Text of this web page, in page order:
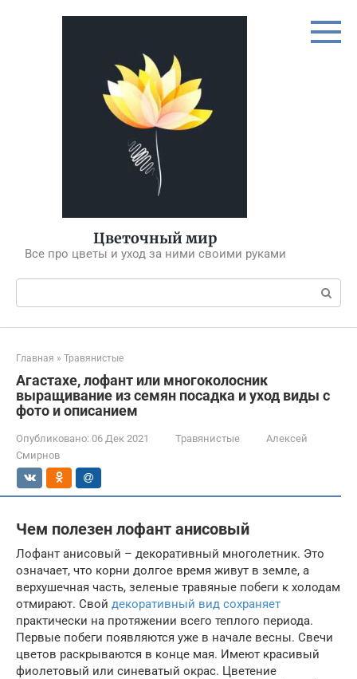
Цветочный мир
Все про цветы и уход за ними своими руками
Поиск:
Главная » Травянистые
Агастахе, лофант или многоколосник
выращивание из семян посадка и уход виды с
фото и описанием
Опубликовано: 06 Дек 2021 Травянистые
Алексей
Смирнов
Чем полезен лофант анисовый
Лофант анисовый – декоративный многолетник. Это
означает, что корни долгое время живут в земле, а
верхушечная часть, зеленые травяные побеги к холодам
отмирают. Свой декоративный вид сохраняет
практически на протяжении всего теплого периода.
Первые побеги появляются уже в начале весны. Свечи
цветов раскрываются в конце мая. Имеют красивый
фиолетовый или синеватый окрас. Цветение